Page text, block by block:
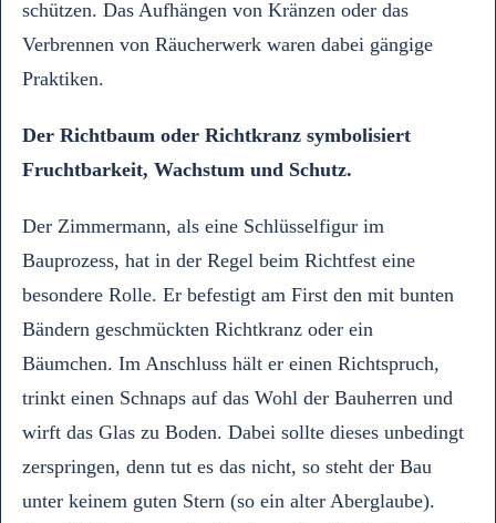
schützen. Das Aufhängen von Kränzen oder das
Verbrennen von Räucherwerk waren dabei gängige
Praktiken.
Der Richtbaum oder Richtkranz symbolisiert
Fruchtbarkeit, Wachstum und Schutz.
Der Zimmermann, als eine Schlüsselfigur im
Bauprozess, hat in der Regel beim Richtfest eine
besondere Rolle. Er befestigt am First den mit bunten
Bändern geschmückten Richtkranz oder ein
Bäumchen. Im Anschluss hält er einen Richtspruch,
trinkt einen Schnaps auf das Wohl der Bauherren und
wirft das Glas zu Boden. Dabei sollte dieses unbedingt
zerspringen, denn tut es das nicht, so steht der Bau
unter keinem guten Stern (so ein alter Aberglaube).